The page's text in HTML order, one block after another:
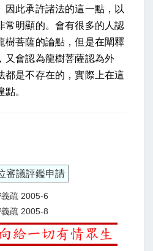
因此承許諸法的這一點，以
常明顯的。會有很多的人認
樹菩薩的論點，但是在闡釋
又會認為龍樹菩薩認為外
都是不存在的，實際上在這
。
審議評鑑申請
義疏 2005-6
疏 2005-8